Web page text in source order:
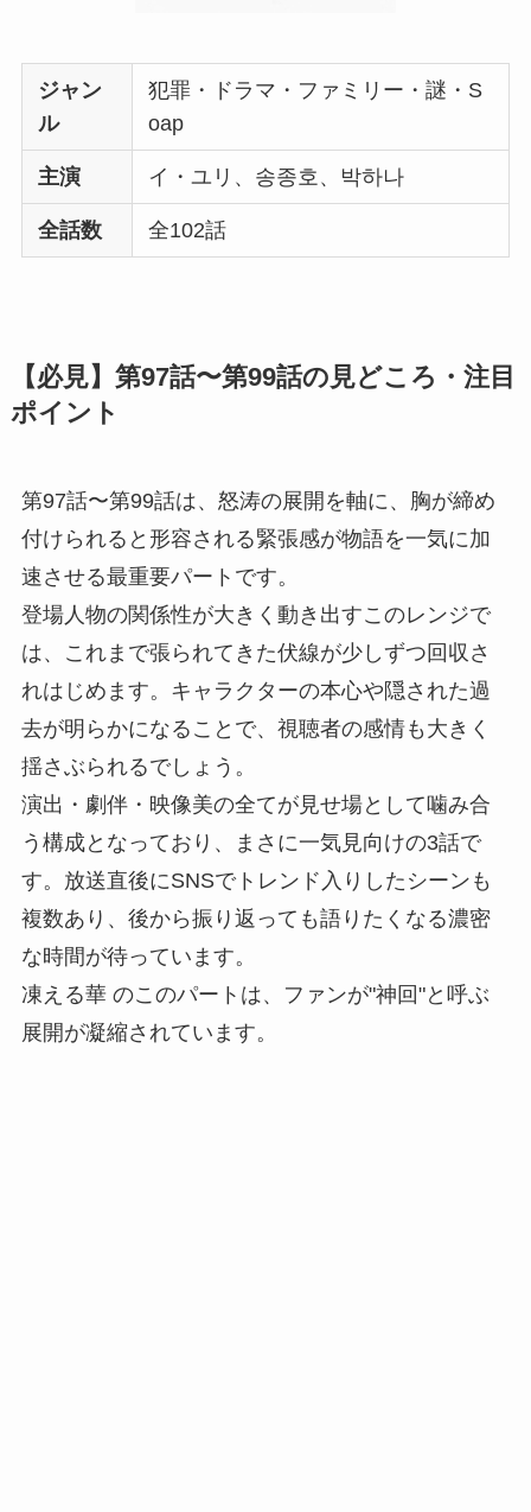
ジャン
ル
犯罪・ドラマ・ファミリー・謎・S
oap
主演 イ・ユリ、송종호、박하나
全話数 全102話
【必見】第97話〜第99話の見どころ・注目
ポイント
第97話〜第99話は、怒涛の展開を軸に、胸が締め
付けられると形容される緊張感が物語を一気に加
速させる最重要パートです。
登場人物の関係性が大きく動き出すこのレンジで
は、これまで張られてきた伏線が少しずつ回収さ
れはじめます。キャラクターの本心や隠された過
去が明らかになることで、視聴者の感情も大きく
揺さぶられるでしょう。
演出・劇伴・映像美の全てが見せ場として噛み合
う構成となっており、まさに一気見向けの3話で
す。放送直後にSNSでトレンド入りしたシーンも
複数あり、後から振り返っても語りたくなる濃密
な時間が待っています。
凍える華 のこのパートは、ファンが"神回"と呼ぶ
展開が凝縮されています。